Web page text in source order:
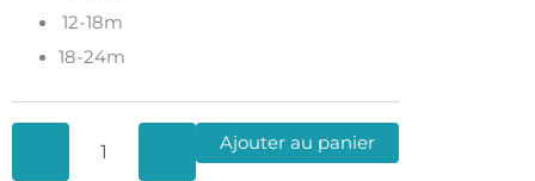
12-18m
18-24m
Ajouter au panier